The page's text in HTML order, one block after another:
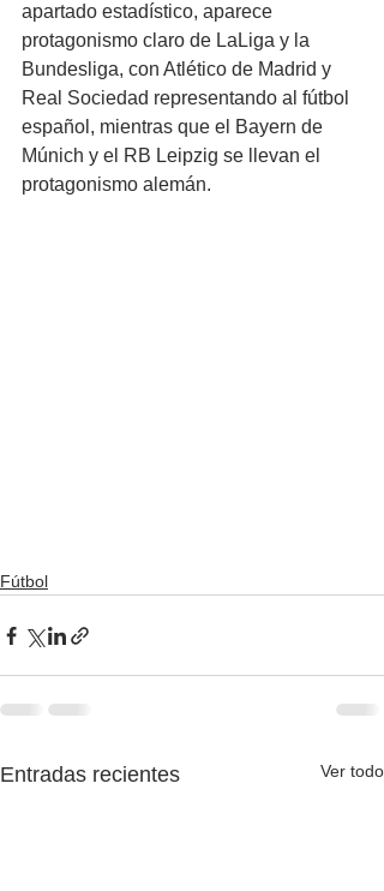
apartado estadístico, aparece
protagonismo claro de LaLiga y la
Bundesliga, con Atlético de Madrid y
Real Sociedad representando al fútbol
español, mientras que el Bayern de
Múnich y el RB Leipzig se llevan el
protagonismo alemán.
Fútbol
Entradas recientes Ver todo